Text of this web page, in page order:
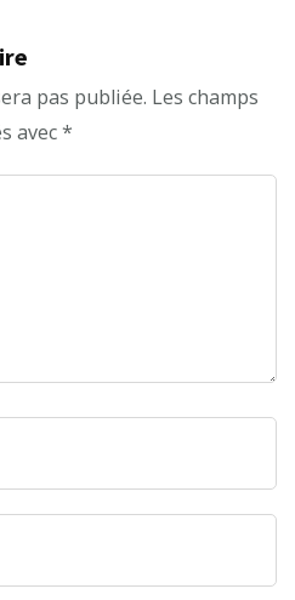
pas publiée. Les champs
avec*